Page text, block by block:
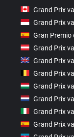
Grand Prix
Grand Prix
Gran Premio
Grand Prix
Grand Prix
Grand Prix
Grand Prix
Grand Prix
Grand Prix
Grand Prix